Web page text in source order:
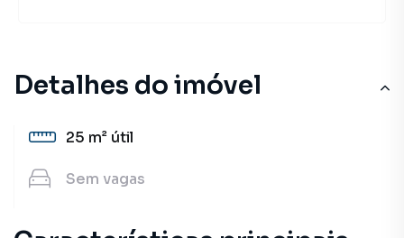
Detalhes do imóvel
25 m² útil
Sem vagas